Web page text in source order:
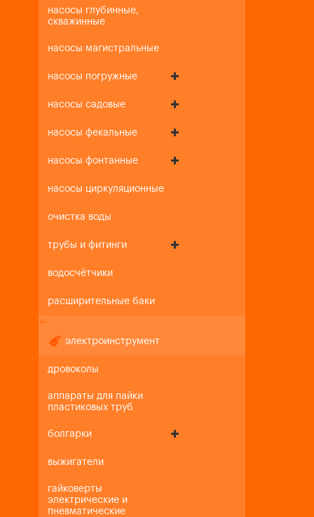
насосы глубинные,
скважинные
насосы магистральные
насосы погружные
насосы садовые
насосы фекальные
насосы фонтанные
насосы циркуляционные
очистка воды
трубы и фитинги
водосчётчики
расширительные баки
+-
электроинструмент
дровоколы
аппараты для пайки
пластиковых труб
болгарки
выжигатели
гайковерты
электрические и
пневматические